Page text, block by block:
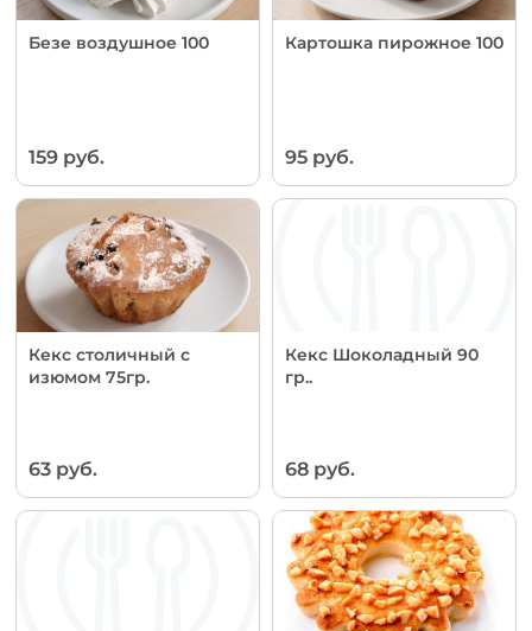
Безе воздушное 100
159 руб.
Картошка пирожное 100
95 руб.
Кекс столичный с
изюмом 75гр.
63 руб.
Кекс Шоколадный 90
гр..
68 руб.